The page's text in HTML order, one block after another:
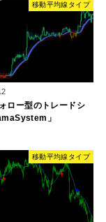
移動平均線タイプ
ロー型のトレードシ
」
移動平均線タイプ